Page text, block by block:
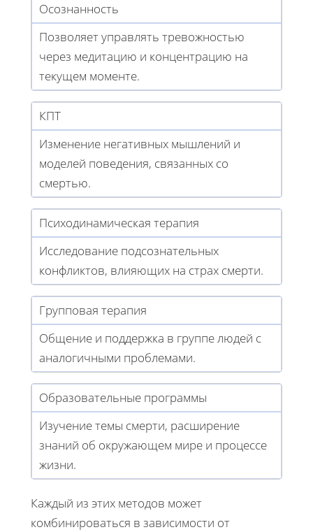
Осознанность
Позволяет управлять тревожностью
через медитацию и концентрацию на
текущем моменте.
КПТ
Изменение негативных мышлений и
моделей поведения, связанных со
смертью.
Психодинамическая терапия
Исследование подсознательных
конфликтов, влияющих на страх смерти.
Групповая терапия
Общение и поддержка в группе людей с
аналогичными проблемами.
Образовательные программы
Изучение темы смерти, расширение
знаний об окружающем мире и процессе
жизни.
Каждый из этих методов может
комбинироваться в зависимости от